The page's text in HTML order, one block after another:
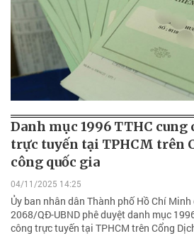
Danh mục 1996 TTHC cung
trực tuyến tại TPHCM trên
công quốc gia
04/11/2025 14:25
Ủy ban nhân dân Thành phố Hồ Chí
2068/QĐ-UBND phê duyệt danh mục
công trực tuyến tại TPHCM trên Cổng